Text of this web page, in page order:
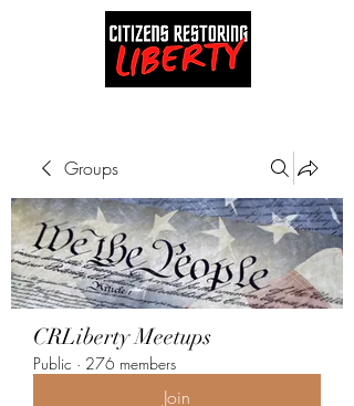
Groups
CRLiberty Meetups
Public · 276 members
Join